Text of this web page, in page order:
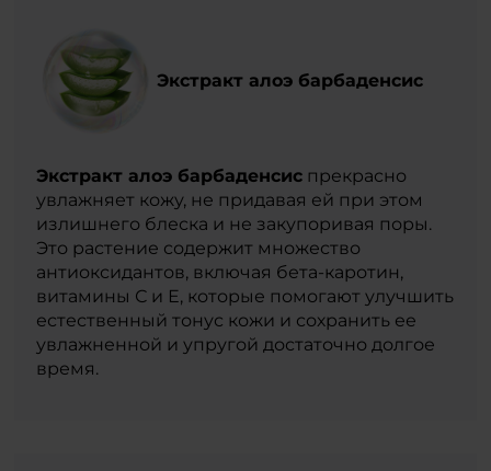
Экстракт алоэ барбаденсис
Экстракт алоэ барбаденсис прекрасно
увлажняет кожу, не придавая ей при этом
излишнего блеска и не закупоривая поры.
Это растение содержит множество
антиоксидантов, включая бета-каротин,
витамины С и Е, которые помогают улучшить
естественный тонус кожи и сохранить ее
увлажненной и упругой достаточно долгое
время.